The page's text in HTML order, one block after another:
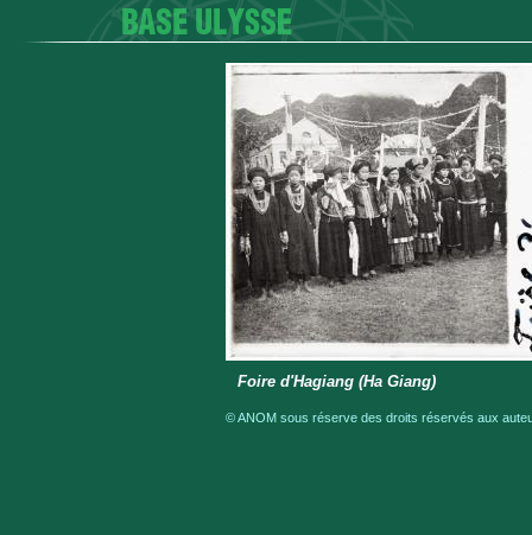
Foire d'Hagiang (Ha Giang)
© ANOM sous réserve des droits réservés aux